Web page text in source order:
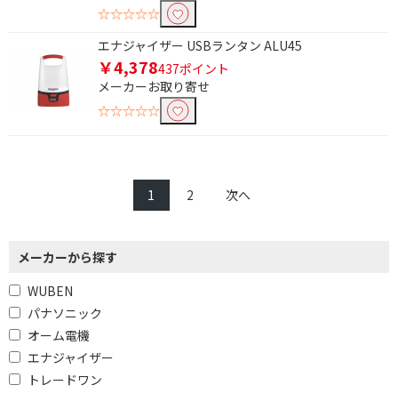
☆☆☆☆☆
エナジャイザー USBランタン ALU45
￥4,378437ポイント
メーカーお取り寄せ
☆☆☆☆☆
1 2 次へ
メーカーから探す
WUBEN
パナソニック
オーム電機
エナジャイザー
トレードワン